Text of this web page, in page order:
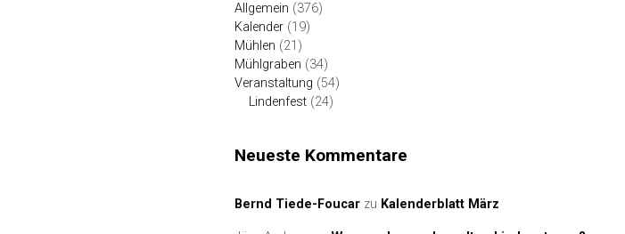
Allgemein (376)
Kalender (19)
Mühlen (21)
Mühlgraben (34)
Veranstaltung (54)
Lindenfest (24)
Neueste Kommentare
Bernd Tiede-Foucar zu Kalenderblatt März